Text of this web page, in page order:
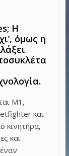
Η
όμως η
M1,
και
κινητήρα,
και